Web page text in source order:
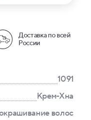
Доставка по всей
России
1091
Крем-Хна
волос